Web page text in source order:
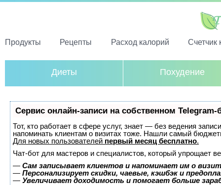
Продукты Рецепты Расход калорий Счетчик
Диеты Похудение
Сервис онлайн-записи на собственном Telegram-
Тот, кто работает в сфере услуг, знает — без ведения
напоминать клиентам о визитах тоже. Нашли самый
Для новых пользователей первый месяц бесплатно.
Чат-бот для мастеров и специалистов, который упрощает
— Сам записывает клиентов и напоминает им о
— Персонализирует скидки, чаевые, кэшбэк и
— Увеличивает доходимость и помогает больше